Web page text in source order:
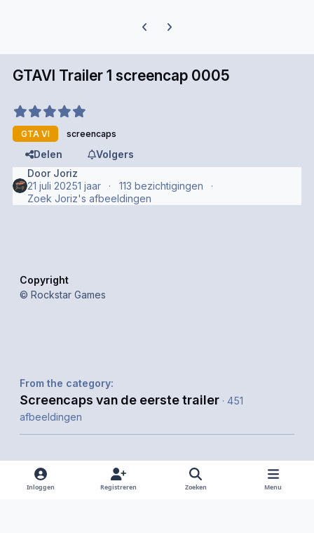
Previous carousel slide
Next carousel slide
GTAVI Trailer 1 screencap 0005
GTA VI screencaps
Delen
Volgers
Door Joriz
21 juli 20251 jaar
113 bezichtigingen
Zoek Joriz's afbeeldingen
Copyright
© Rockstar Games
From the category:
Screencaps van de eerste trailer · 451
afbeeldingen
Inloggen Registreren Zoeken Menu